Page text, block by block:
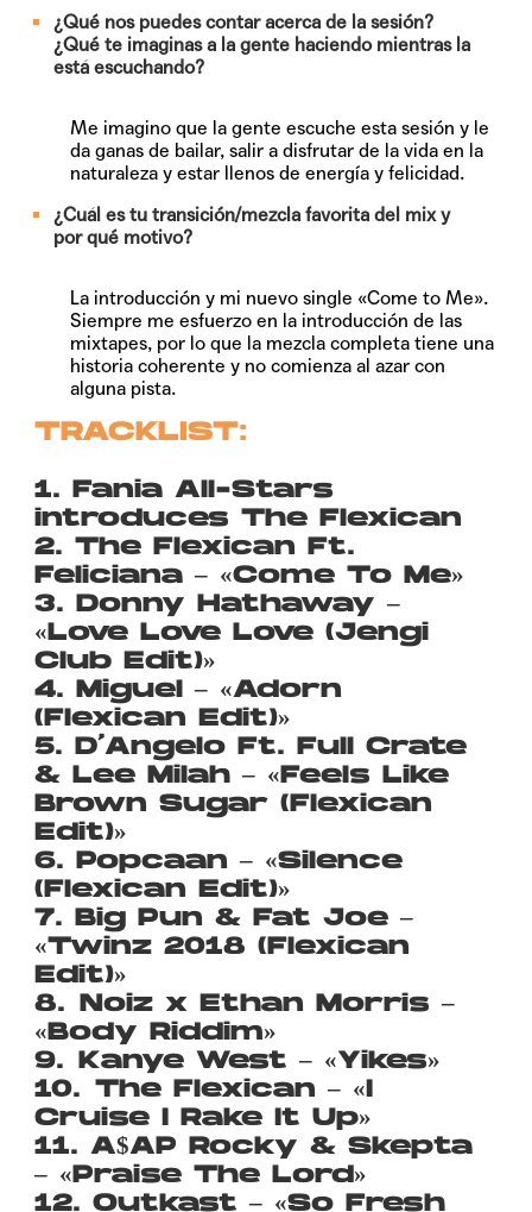
¿Qué nos puedes contar acerca de la sesión?
¿Qué te imaginas a la gente haciendo mientras la
está escuchando?
Me imagino que la gente escuche esta sesión y le
da ganas de bailar, salir a disfrutar de la vida en la
naturaleza y estar llenos de energía y felicidad.
¿Cuál es tu transición/mezcla favorita del mix y
por qué motivo?
La introducción y mi nuevo single «Come to Me».
Siempre me esfuerzo en la introducción de las
mixtapes, por lo que la mezcla completa tiene una
historia coherente y no comienza al azar con
alguna pista.
TRACKLIST:
1. Fania All-Stars
introduces The Flexican
2. The Flexican Ft.
Feliciana – «Come To Me»
3. Donny Hathaway –
«Love Love Love (Jengi
Club Edit)»
4. Miguel – «Adorn
(Flexican Edit)»
5. D’Angelo Ft. Full Crate
& Lee Milah – «Feels Like
Brown Sugar (Flexican
Edit)»
6. Popcaan – «Silence
(Flexican Edit)»
7. Big Pun & Fat Joe –
«Twinz 2018 (Flexican
Edit)»
8. Noiz x Ethan Morris –
«Body Riddim»
9. Kanye West – «Yikes»
10. The Flexican – «I
Cruise I Rake It Up»
11. A$AP Rocky & Skepta
– «Praise The Lord»
12. Outkast – «So Fresh